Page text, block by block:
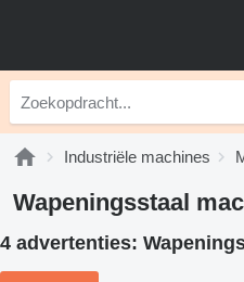
Industriële machines
Wapeningsstaal
4 advertenties: